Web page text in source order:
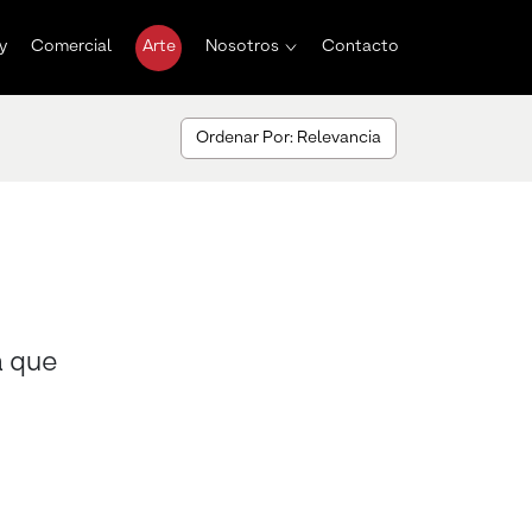
Comercial Arte Nosotros Contacto
Ordenar Por: Relevancia
que